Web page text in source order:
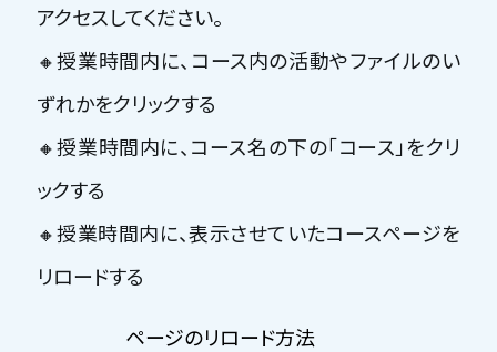
アクセスしてください。
🔸授業時間内に、コース内の活動やファイルのい
ずれかをクリックする
🔸授業時間内に、コース名の下の「コース」をクリ
ックする
🔸授業時間内に、表示させていたコースページを
リロードする
ページのリロード方法